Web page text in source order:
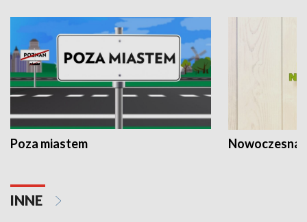
Poza miastem Nowoczesna
INNE